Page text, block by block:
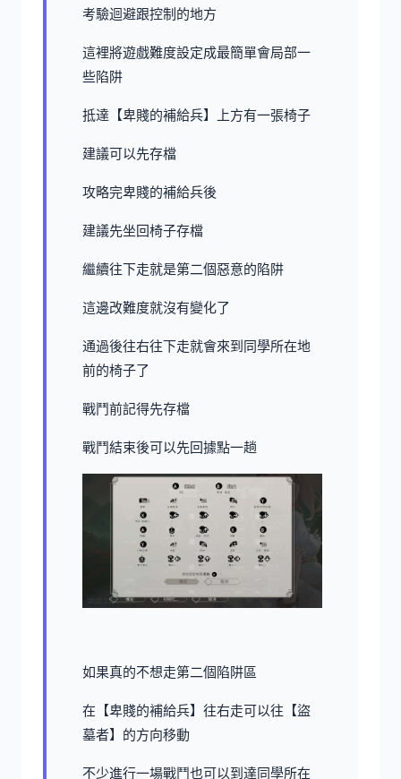
考驗迴避跟控制的地方
這裡將遊戲難度設定成最簡單會局部一
些陷阱
抵達【卑賤的補給兵】上方有一張椅子
建議可以先存檔
攻略完卑賤的補給兵後
建議先坐回椅子存檔
繼續往下走就是第二個惡意的陷阱
這邊改難度就沒有變化了
通過後往右往下走就會來到同學所在地
前的椅子了
戰鬥前記得先存檔
戰鬥結束後可以先回據點一趟
如果真的不想走第二個陷阱區
在【卑賤的補給兵】往右走可以往【盜
墓者】的方向移動
不少進行一場戰鬥也可以到達同學所在